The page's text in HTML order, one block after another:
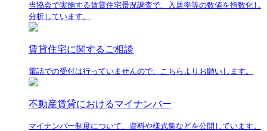
当協会で実施する賃貸住宅景況調査で、入居率等の数値を指数化し
分析しています。
賃貸住宅に関するご相談
電話での受付は行っていませんので、こちらよりお願いします。
不動産賃貸におけるマイナンバー
マイナンバー制度について、資料や様式集などを公開しています。